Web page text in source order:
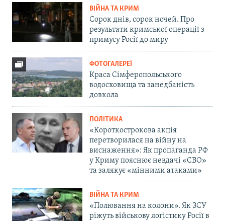
ВІЙНА ТА КРИМ
Сорок днів, сорок ночей. Про
результати кримської операції з
примусу Росії до миру
ФОТОГАЛЕРЕЇ
Краса Сімферопольського
водосховища та занедбаність
довкола
ПОЛІТИКА
«Короткострокова акція
перетворилася на війну на
виснаження»: Як пропаганда РФ
у Криму пояснює невдачі «СВО»
та залякує «мінними атаками»
ВІЙНА ТА КРИМ
«Полювання на колони». Як ЗСУ
ріжуть військову логістику Росії в